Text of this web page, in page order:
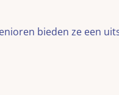
bieden ze een